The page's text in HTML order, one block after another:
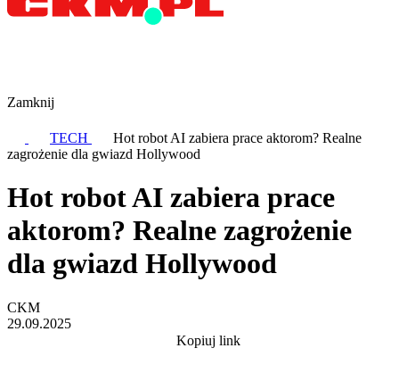
Zamknij
TECH
Hot robot AI zabiera prace aktorom? Realne
zagrożenie dla gwiazd Hollywood
Hot robot AI zabiera prace
aktorom? Realne zagrożenie
dla gwiazd Hollywood
CKM
29.09.2025
Kopiuj link